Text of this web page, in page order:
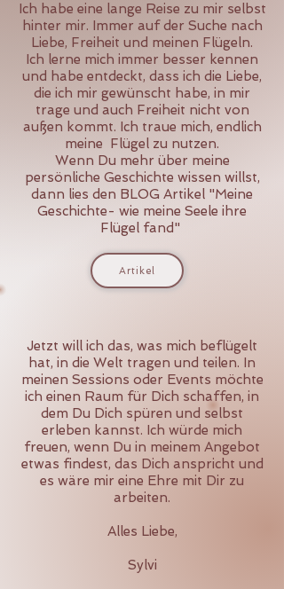
Ich habe eine lange Reise zu mir selbst
hinter mir. Immer auf der Suche nach
Liebe, Freiheit und meinen Flügeln.
Ich lerne mich immer besser kennen
und habe entdeckt, dass ich die Liebe,
die ich mir gewünscht habe, in mir
trage und auch Freiheit nicht von
außen kommt. Ich traue mich, endlich
meine Flügel zu nutzen.
Wenn Du mehr über meine
persönliche Geschichte wissen willst,
dann lies den BLOG Artikel "Meine
Geschichte- wie meine Seele ihre
Flügel fand"
Jetzt will ich das, was mich beflügelt
hat, in die Welt tragen und teilen. In
meinen Sessions oder Events möchte
ich einen Raum für Dich schaffen, in
dem Du Dich spüren und selbst
erleben kannst. Ich würde mich
freuen, wenn Du in meinem Angebot
etwas findest, das Dich anspricht und
es wäre mir eine Ehre mit Dir zu
arbeiten.
Alles Liebe,
Sylvi
Artikel